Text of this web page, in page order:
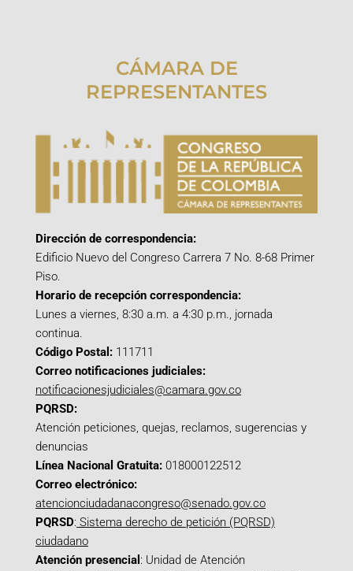
CÁMARA DE
REPRESENTANTES
Dirección de correspondencia:
Edificio Nuevo del Congreso Carrera 7 No. 8-68 Primer
Piso.
Horario de recepción correspondencia:
Lunes a viernes, 8:30 a.m. a 4:30 p.m., jornada
continua.
Código Postal: 111711
Correo notificaciones judiciales:
notificacionesjudiciales@camara.gov.co
PQRSD:
Atención peticiones, quejas, reclamos, sugerencias y
denuncias
Línea Nacional Gratuita: 018000122512
Correo electrónico:
atencionciudadanacongreso@senado.gov.co
PQRSD: Sistema derecho de petición (PQRSD)
ciudadano
Atención presencial : Unidad de Atención